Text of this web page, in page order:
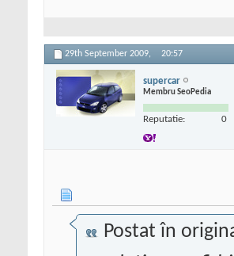
29th September 2009, 20:57
supercar
Membru SeoPedia
Reputatie: 0
Postat în